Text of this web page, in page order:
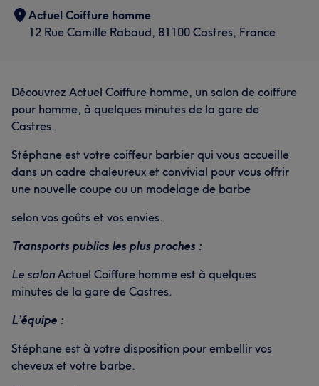
Actuel Coiffure homme
12 Rue Camille Rabaud, 81100 Castres, France
Découvrez Actuel Coiffure homme, un salon de coiffure
pour homme, à quelques minutes de la gare de
Castres.
Stéphane est votre coiffeur barbier qui vous accueille
dans un cadre chaleureux et convivial pour vous offrir
une nouvelle coupe ou un modelage de barbe
selon vos goûts et vos envies.
Transports publics les plus proches :
Le salon Actuel Coiffure homme est à quelques
minutes de la gare de Castres.
L’équipe :
Stéphane est à votre disposition pour embellir vos
cheveux et votre barbe.